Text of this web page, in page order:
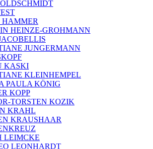
HAMMER
HEINZE-GROHMANN
JUNGERMANN
KASKI
KLEINHEMPEL
PAULA KÖNIG
KOPP
TORSTEN KOZIK
KRAHL
KRAUSHAAR
LEIMCKE
LEONHARDT